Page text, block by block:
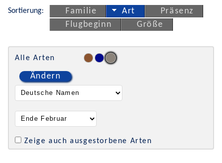
Sortierung: Familie Art
Präsenz
Flugbeginn
Größe
Alle Arten
Ändern
Zeige auch ausgestorbene Arten